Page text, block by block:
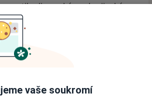
(i v ruském, ukrajinském,
nebo skupinové formy terapie
možné hned).
vaše soukromí